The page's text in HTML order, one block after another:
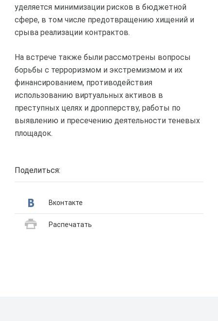
уделяется минимизации рисков в бюджетной
сфере, в том числе предотвращению хищений и
срыва реализации контрактов.
На встрече также были рассмотрены вопросы
борьбы с терроризмом и экстремизмом и их
финансированием, противодействия
использованию виртуальных активов в
преступных целях и дропперству, работы по
выявлению и пресечению деятельности теневых
площадок.
Поделиться:
Вконтакте
Распечатать